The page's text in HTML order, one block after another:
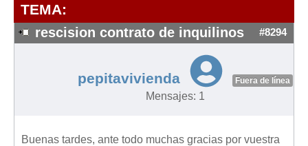
Requerimientos y comunicaciones
Formularios sobre Propiedad Horizontal
Modelos de Convocatoria de Junta de Propietarios
Modelos de Acta de Junta de Propietarios
TEMA:
rescision contrato de inquilinos #8294
pepitavivienda Fuera de línea
Mensajes: 1
Buenas tardes, ante todo muchas gracias por vuestra